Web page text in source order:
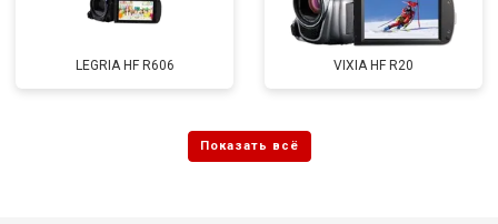
LEGRIA HF R606 VIXIA HF R20